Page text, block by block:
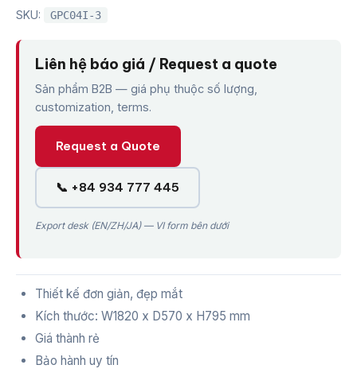
SKU: GPC04I-3
Liên hệ báo giá / Request a quote
Sản phẩm B2B — giá phụ thuộc số lượng,
customization, terms.
Request a Quote
📞 +84 934 777 445
Export desk (EN/ZH/JA) — VI form bên dưới
Thiết kế đơn giản, đẹp mắt
Kích thước: W1820 x D570 x H795 mm
Giá thành rẻ
Bảo hành uy tín